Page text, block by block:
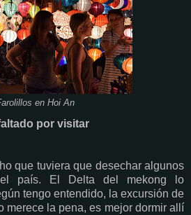
en Hoi An
por visitar
que tuviera que desechar algunos
país. El Delta del mekong lo
tengo entendido, la excursión de
merece la pena, es mejor dormir allí